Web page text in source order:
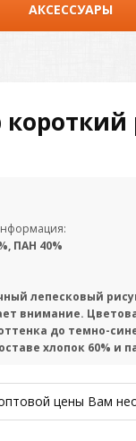
АКСЕССУАРЫ
ПАН 40%
лепесковый
внимание.
до темно-
хлопок 60% и
цены Вам